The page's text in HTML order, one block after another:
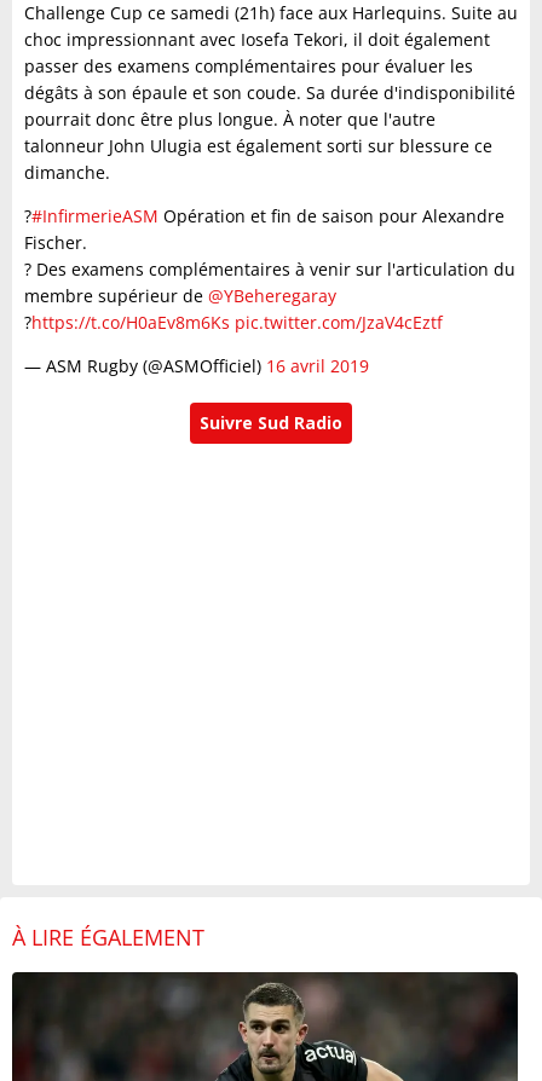
Challenge Cup ce samedi (21h) face aux Harlequins. Suite au
choc impressionnant avec Iosefa Tekori, il doit également
passer des examens complémentaires pour évaluer les
dégâts à son épaule et son coude. Sa durée d'indisponibilité
pourrait donc être plus longue. À noter que l'autre
talonneur John Ulugia est également sorti sur blessure ce
dimanche.
?#InfirmerieASM Opération et fin de saison pour Alexandre
Fischer.
? Des examens complémentaires à venir sur l'articulation du
membre supérieur de @YBeheregaray
?https://t.co/H0aEv8m6Ks pic.twitter.com/JzaV4cEztf
— ASM Rugby (@ASMOfficiel) 16 avril 2019
Suivre Sud Radio
À LIRE ÉGALEMENT